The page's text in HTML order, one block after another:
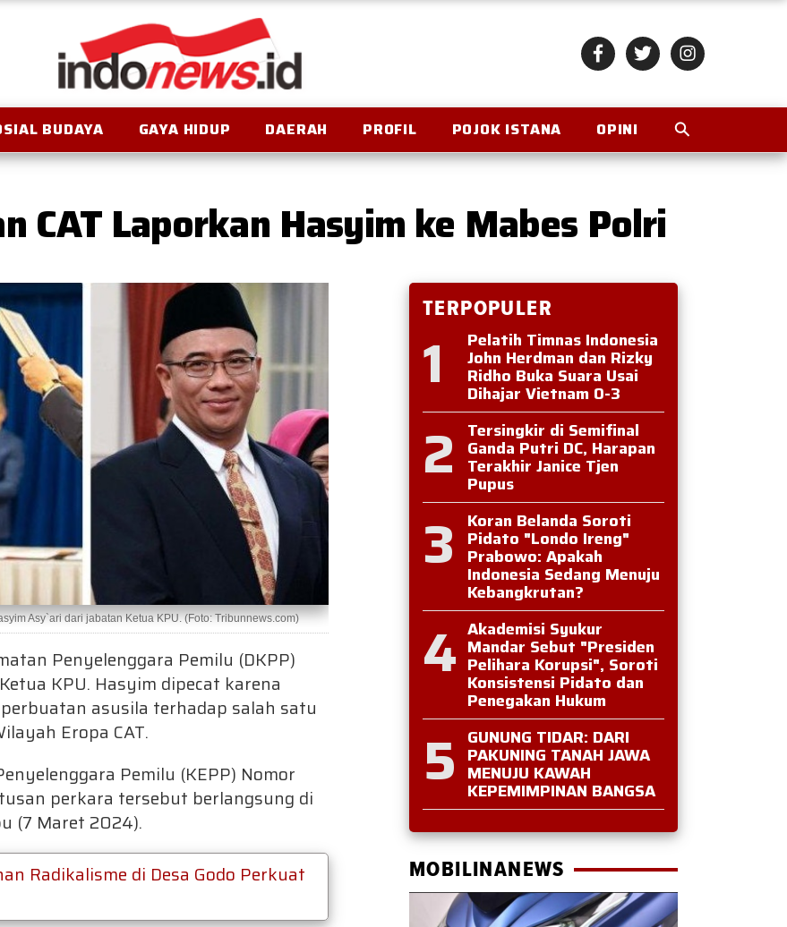
BUDAYA GAYA HIDUP DAERAH PROFIL POJOK ISTANA OPINI
CAT Laporkan Hasyim ke Mabes Polri
Asy`ari dari jabatan Ketua KPU. (Foto: Tribunnews.com)
Penyelenggara Pemilu (DKPP)
KPU. Hasyim dipecat karena
asusila terhadap salah satu
Eropa CAT.
Pemilu (KEPP) Nomor
perkara tersebut berlangsung di
(7 Maret 2024).
Radikalisme di Desa Godo Perkuat
TERPOPULER
1 Pelatih Timnas Indonesia
John Herdman dan Rizky
Ridho Buka Suara Usai
Dihajar Vietnam 0-3
2 Tersingkir di Semifinal
Ganda Putri DC, Harapan
Terakhir Janice Tjen
Pupus
3 Koran Belanda Soroti
Pidato "Londo Ireng"
Prabowo: Apakah
Indonesia Sedang Menuju
Kebangkrutan?
4 Akademisi Syukur
Mandar Sebut "Presiden
Pelihara Korupsi", Soroti
Konsistensi Pidato dan
Penegakan Hukum
5 GUNUNG TIDAR: DARI
PAKUNING TANAH JAWA
MENUJU KAWAH
KEPEMIMPINAN BANGSA
MOBILINANEWS